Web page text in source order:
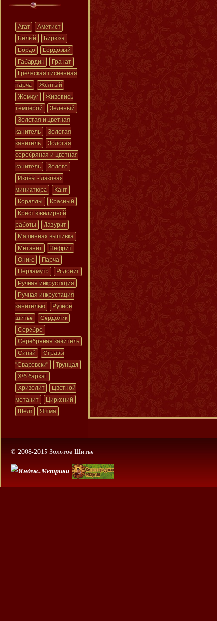
Агат
Аметист
Белый
Бирюза
Бордо
Бордовый
Габардин
Гранат
Греческая тисненная
парча
Желтый
Жемчуг
Живопись
темперой
Зеленый
Золотая и цветная
канитель
Золотая
канитель
Золотая
серебряная и цветная
канитель
Золото
Иконы - лаковая
миниатюра
Кант
Кораллы
Красный
Крест ювелирной
работы
Лазурит
Машинная вышивка
Метанит
Нефрит
Оникс
Парча
Перламутр
Родонит
Ручная инкрустация
Ручная инкрустация
канителью
Ручное
шитье
Сердолик
Серебро
Серебряная канитель
Синий
Стразы
"Сваровски"
Трунцал
Х\б бархат
Хризолит
Цветной
метанит
Цирконий
Шелк
Яшма
© 2008-2015 Золотое Шитье